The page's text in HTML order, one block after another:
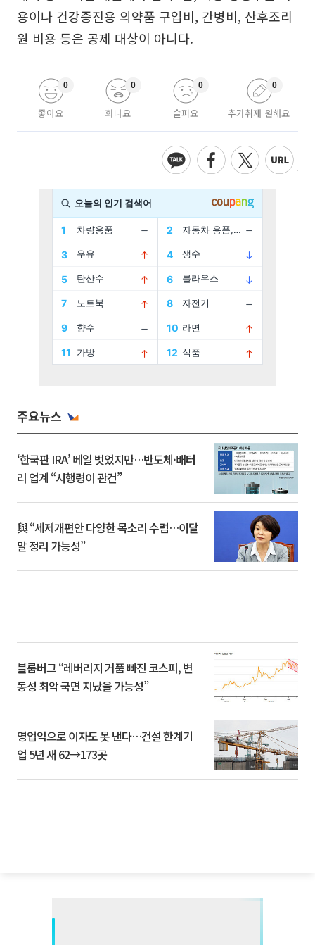
용이나 건강증진용 의약품 구입비, 간병비, 산후조리
원 비용 등은 공제 대상이 아니다.
좋아요
0
화나요
0
슬퍼요
0
추가취재 원해요
0
주요뉴스
‘한국판 IRA’ 베일 벗었지만…반도체·배터
리 업계 “시행령이 관건”
與 “세제개편안 다양한 목소리 수렴…이달
말 정리 가능성”
블룸버그 “레버리지 거품 빠진 코스피, 변
동성 최악 국면 지났을 가능성”
영업익으로 이자도 못 낸다…건설 한계기
업 5년 새 62→173곳